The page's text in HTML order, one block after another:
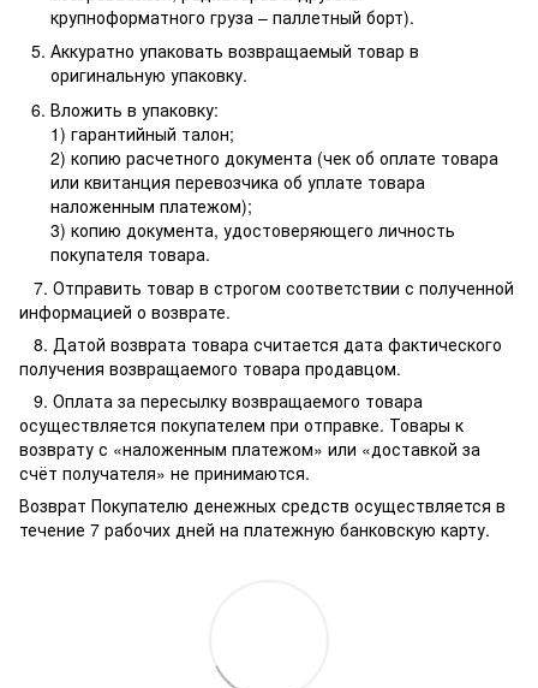
крупноформатного груза – паллетный борт).
Аккуратно упаковать возвращаемый товар в
оригинальную упаковку.
Вложить в упаковку:
1) гарантийный талон;
2) копию расчетного документа (чек об оплате товара
или квитанция перевозчика об уплате товара
наложенным платежом);
3) копию документа, удостоверяющего личность
покупателя товара.
7. Отправить товар в строгом соответствии с полученной
информацией о возврате.
8. Датой возврата товара считается дата фактического
получения возвращаемого товара продавцом.
9. Оплата за пересылку возвращаемого товара
осуществляется покупателем при отправке. Товары к
возврату с «наложенным платежом» или «доставкой за
счёт получателя» не принимаются.
Возврат Покупателю денежных средств осуществляется в
течение 7 рабочих дней на платежную банковскую карту.